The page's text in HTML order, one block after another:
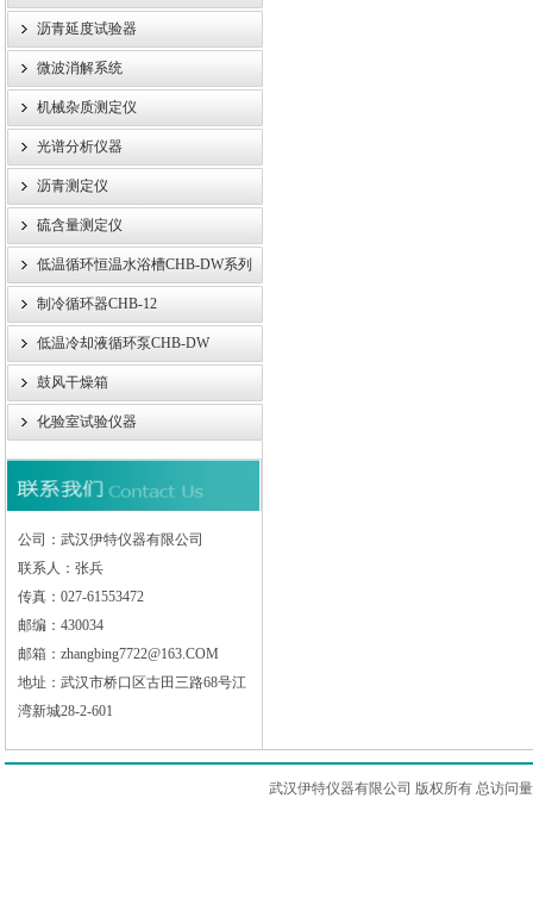
沥青延度试验器
微波消解系统
机械杂质测定仪
光谱分析仪器
沥青测定仪
硫含量测定仪
低温循环恒温水浴槽CHB-DW系列
制冷循环器CHB-12
低温冷却液循环泵CHB-DW
鼓风干燥箱
化验室试验仪器
公司：武汉伊特仪器有限公司
联系人：张兵
传真：027-61553472
邮编：430034
邮箱：zhangbing7722@163.COM
地址：武汉市桥口区古田三路68号江
湾新城28-2-601
武汉伊特仪器有限公司 版权所有 总访问